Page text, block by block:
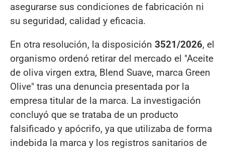
asegurarse sus condiciones de fabricación ni
su seguridad, calidad y eficacia.
En otra resolución, la disposición 3521/2026, el
organismo ordenó retirar del mercado el "Aceite
de oliva virgen extra, Blend Suave, marca Green
Olive" tras una denuncia presentada por la
empresa titular de la marca. La investigación
concluyó que se trataba de un producto
falsificado y apócrifo, ya que utilizaba de forma
indebida la marca y los registros sanitarios de